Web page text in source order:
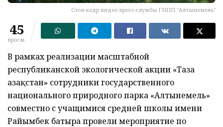
Стоп-кадр видео пресс-службы ГНПП "Алтынемель"
45
просм.
В рамках реализации масштабной
республиканской экологической акции «Таза
Қазақстан» сотрудники государственного
национального природного парка «Алтынемель»
совместно с учащимися средней школы имени
Райымбек батыра провели мероприятие по